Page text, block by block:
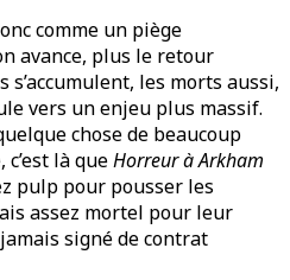
comme un piège
avance, plus le retour
les morts aussi,
vers un enjeu plus massif.
chose de beaucoup
là queHorreur à Arkham
pulp pour pousser les
assez mortel pour leur
signé de contrat